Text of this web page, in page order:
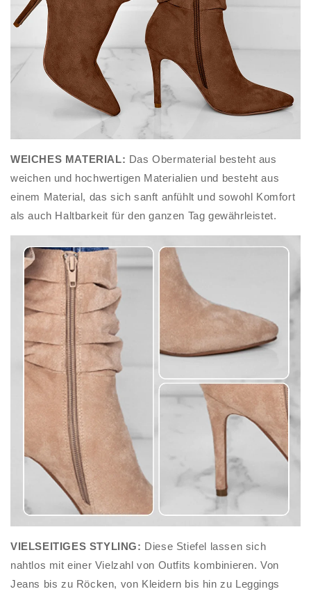
WEICHES MATERIAL: Das Obermaterial besteht aus
weichen und hochwertigen Materialien und besteht aus
einem Material, das sich sanft anfühlt und sowohl Komfort
als auch Haltbarkeit für den ganzen Tag gewährleistet.
VIELSEITIGES STYLING: Diese Stiefel lassen sich
nahtlos mit einer Vielzahl von Outfits kombinieren. Von
Jeans bis zu Röcken, von Kleidern bis hin zu Leggings